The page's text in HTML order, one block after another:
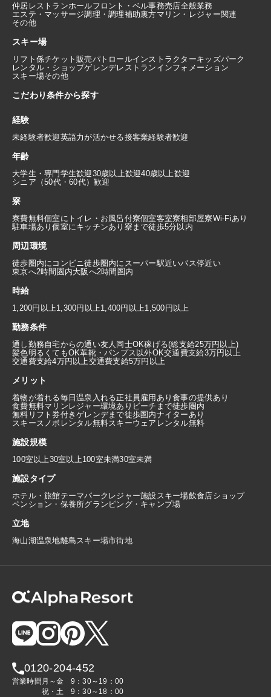
仲居 レストランホールフロント・ベル事務売店全般業務
エステ・マッサージ調理・調理補助裏方マリン・レジャー関連
その他
スキー場
リフト係チケット販売パトロールインストラクターキッズパーク
レンタル・ショップゲレンデレストラン インフォメーション
スキー場その他
こだわり条件から探す
経験
未経験者歓迎英語力が活かせる接客業経験者歓迎
年齢
大学生・専門学生歓迎30歳以上歓迎40歳以上歓迎
シニア（50代・60代）歓迎
寮
寮費無料個室にトイレ・お風呂付寮個室客室寮相部屋寮Wi-Fiあり
駐車場あり個室にキッチンあり 寮まで徒歩5分以内
周辺環境
徒歩圏内にコンビニ徒歩圏内にスーパー駅近いバス停近い
東京へ2時間圏内大阪へ2時間圏内
時給
1,200円以上1,300円以上1,400円以上1,500円以上
勤務条件
通し勤務自宅からの通い友人同士OK稼げる(総支給25万円以上)
髪色明るくてもOK革靴・パンプス以外OK交通費支給3万円以上
交通費支給4万円以上交通費支給5万円以上
メリット
着物が着れる毎日温泉入れる正社員雇用あり食事の提供あり
食費無料マリンレジャー環境あり ビーチまで徒歩圏内
無料リフト券付きゲレンデまで徒歩圏内ナイターあり
スキースノボレンタル無料スキーウェアレンタル無料
施設規模
100室以上30室以上100室未満30室未満
施設タイプ
ホテル・旅館テーマパーク レジャー施設 スキー場飲食店ショップ
ペンション・保養所グランピング・キャンプ場
立地
海山湖温泉地離島 スキー場市街地
0120-204-452
営業時間 月～金
9：30～19：00
祝・土
9：30～18：00